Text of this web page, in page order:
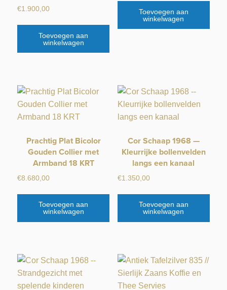
€1.900,00
Toevoegen aan
winkelwagen
Toevoegen aan
winkelwagen
Prachtig Plat Bicolor
Gouden Collier met
Armband 18 KRT
€8.680,00
Toevoegen aan
winkelwagen
Cor Schaap 1968 —
Kleurrijke bollenvelden
langs een kanaal
€1.350,00
Toevoegen aan
winkelwagen